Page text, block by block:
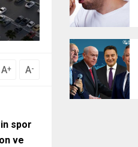
A+ A-
spor
ve